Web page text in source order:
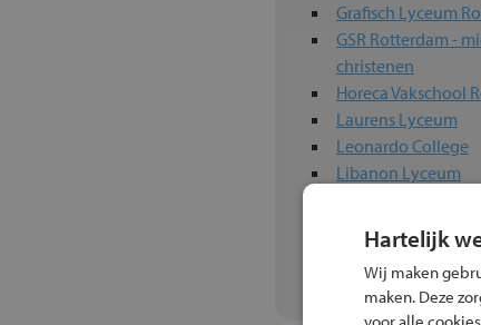
Grafisch Lyceum
GSR Rotterdam -
christenen
Horeca Vakschool
Laurens Lyceum
Leonardo College
Libanon Lyceum
Maritiem College
Marnix Gymnasium
Melanchthon
Hartelijk
Wij maken
maken. Deze